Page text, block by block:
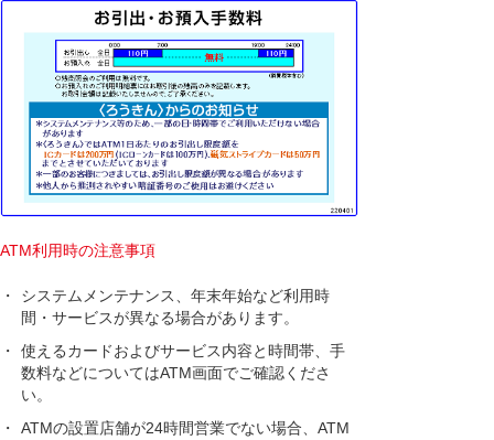
ATM利用時の注意事項
・
システムメンテナンス、年末年始など利用時
間・サービスが異なる場合があります。
・
使えるカードおよびサービス内容と時間帯、手
数料などについてはATM画面でご確認くださ
い。
・
ATMの設置店舗が24時間営業でない場合、ATM